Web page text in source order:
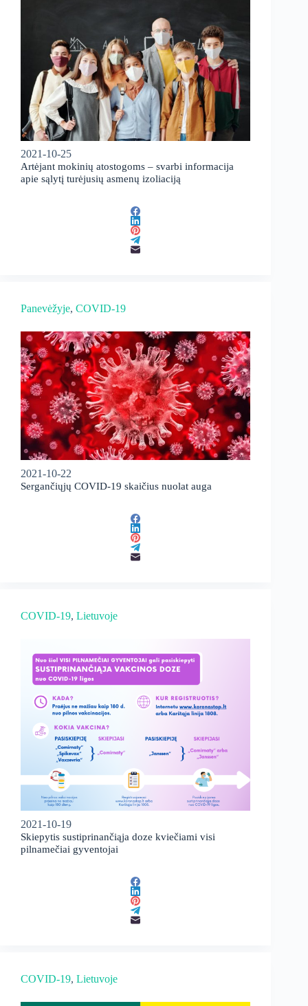
2021-10-25
Artėjant mokinių atostogoms – svarbi informacija
apie sąlytį turėjusių asmenų izoliaciją
Panevėžyje, COVID-19
2021-10-22
Sergančiųjų COVID-19 skaičius nuolat auga
COVID-19, Lietuvoje
2021-10-19
Skiepytis sustiprinančiąja doze kviečiami visi
pilnamečiai gyventojai
COVID-19, Lietuvoje